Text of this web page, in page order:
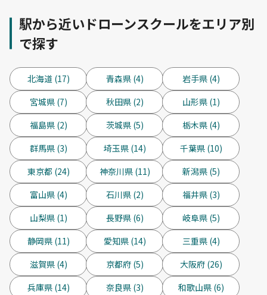
駅から近いドローンスクールをエリア別
で探す
北海道 (17) 青森県 (4)
岩手県 (4)
宮城県 (7)
秋田県 (2)
山形県 (1)
福島県 (2)
茨城県 (5)
栃木県 (4)
群馬県 (3)
埼玉県 (14)
千葉県 (10)
東京都 (24)
神奈川県 (11)
新潟県 (5)
富山県 (4)
石川県 (2)
福井県 (3)
山梨県 (1)
長野県 (6)
岐阜県 (5)
静岡県 (11)
愛知県 (14)
三重県 (4)
滋賀県 (4)
京都府 (5)
大阪府 (26)
兵庫県 (14)
奈良県 (3)
和歌山県 (6)